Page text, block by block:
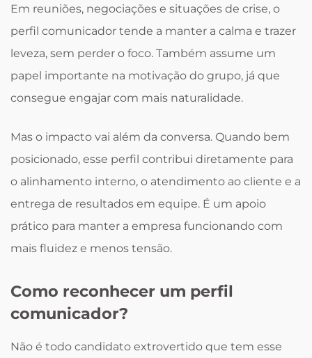
Em reuniões, negociações e situações de crise, o
perfil comunicador tende a manter a calma e trazer
leveza, sem perder o foco. Também assume um
papel importante na motivação do grupo, já que
consegue engajar com mais naturalidade.
Mas o impacto vai além da conversa. Quando bem
posicionado, esse perfil contribui diretamente para
o alinhamento interno, o atendimento ao cliente e a
entrega de resultados em equipe. É um apoio
prático para manter a empresa funcionando com
mais fluidez e menos tensão.
Como reconhecer um perfil
comunicador?
Não é todo candidato extrovertido que tem esse